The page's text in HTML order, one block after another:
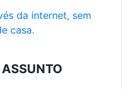
da internet, sem
casa.